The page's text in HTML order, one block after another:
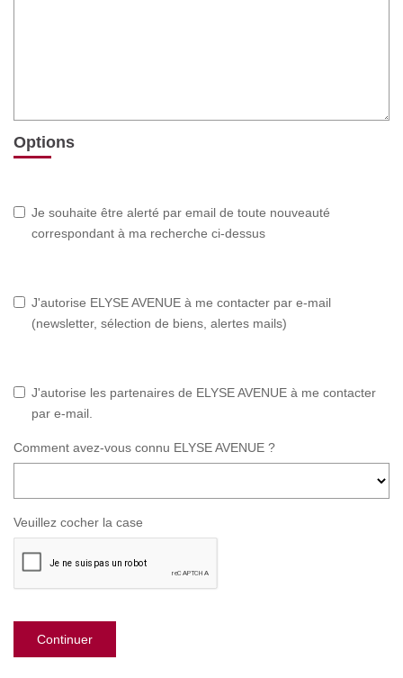
Options
Je souhaite être alerté par email de toute nouveauté
correspondant à ma recherche ci-dessus
J'autorise ELYSE AVENUE à me contacter par e-mail
(newsletter, sélection de biens, alertes mails)
J'autorise les partenaires de ELYSE AVENUE à me contacter
par e-mail.
Comment avez-vous connu ELYSE AVENUE ?
Veuillez cocher la case
Continuer